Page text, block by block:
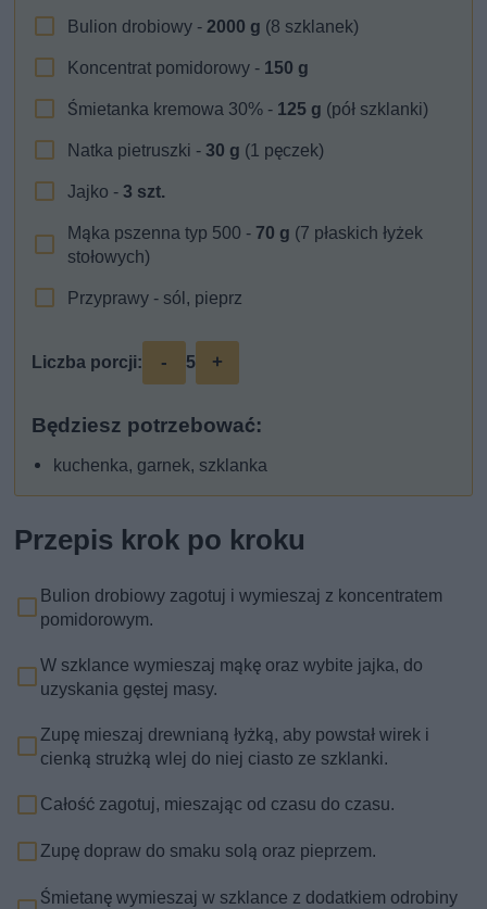
Bulion drobiowy -2000 g (8 szklanek)
Koncentrat pomidorowy - 150 g
Śmietanka kremowa 30% - 125 g (pół szklanki)
Natka pietruszki -30 g (1 pęczek)
Jajko -3 szt.
Mąka pszenna typ 500 - 70 g (7 płaskich łyżek
stołowych)
Przyprawy - sól, pieprz
Liczba porcji: - 5 +
Będziesz potrzebować:
kuchenka, garnek, szklanka
Przepis krok po kroku
Bulion drobiowy zagotuj i wymieszaj z koncentratem
pomidorowym.
W szklance wymieszaj mąkę oraz wybite jajka, do
uzyskania gęstej masy.
Zupę mieszaj drewnianą łyżką, aby powstał wirek i
cienką strużką wlej do niej ciasto ze szklanki.
Całość zagotuj, mieszając od czasu do czasu.
Zupę dopraw do smaku solą oraz pieprzem.
Śmietanę wymieszaj w szklance z dodatkiem odrobiny